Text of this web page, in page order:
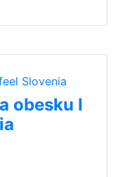
obesku I